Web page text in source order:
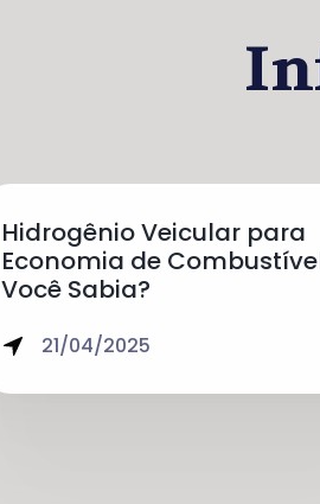
Hidrogênio Veicular para
Economia de
Você Sabia?
21/04/2025